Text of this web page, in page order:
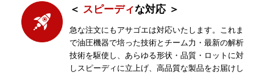
＜ スピーディな対応 ＞
急な注文にもアサゴエは対応いたします。これま
で油圧機器で培った技術とチーム力・最新の解析
技術を駆使し、あらゆる形状・品質・ロットに対
しスピーディに立上げ、高品質な製品をお届けし